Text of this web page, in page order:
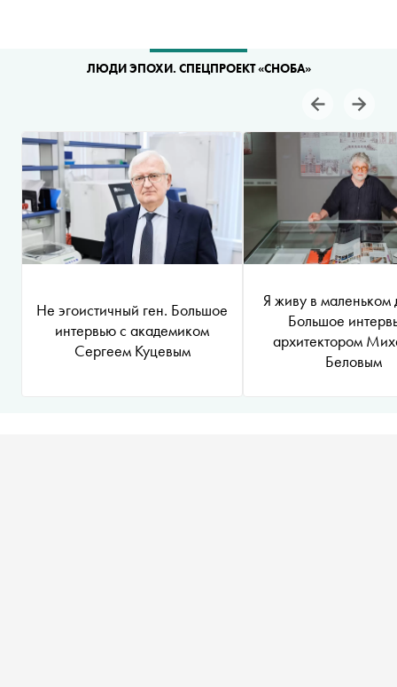
ЛЮДИ ЭПОХИ. СПЕЦПРОЕКТ «СНОБА»
Не эгоистичный ген. Большое
интервью с академиком
Сергеем Куцевым
Я живу в маленьком
Большое
архитектором
Беловым